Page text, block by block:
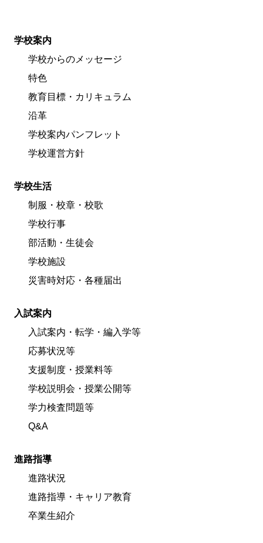
学校案内
学校からのメッセージ
特色
教育目標・カリキュラム
沿革
学校案内パンフレット
学校運営方針
学校生活
制服・校章・校歌
学校行事
部活動・生徒会
学校施設
災害時対応・各種届出
入試案内
入試案内・転学・編入学等
応募状況等
支援制度・授業料等
学校説明会・授業公開等
学力検査問題等
Q&A
進路指導
進路状況
進路指導・キャリア教育
卒業生紹介